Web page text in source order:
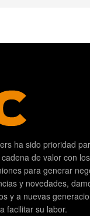
ha sido prioridad
de valor con
para generar
y novedades,
y a nuevas
facilitar su labor.